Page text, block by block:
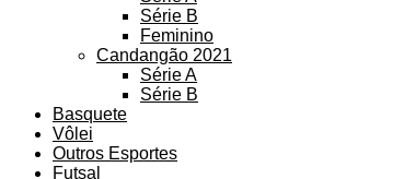
Série B
Feminino
Candangão 2021
Série A
Série B
Basquete
Vôlei
Outros Esportes
Futsal